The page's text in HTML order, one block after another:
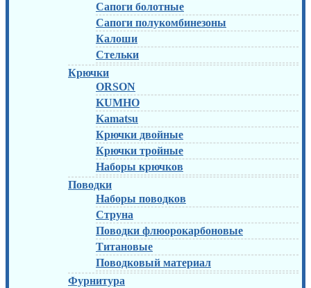
Сапоги болотные
Сапоги полукомбинезоны
Калоши
Стельки
Крючки
ORSON
KUMHO
Kamatsu
Крючки двойные
Крючки тройные
Наборы крючков
Поводки
Наборы поводков
Струна
Поводки флюорокарбоновые
Титановые
Поводковый материал
Фурнитура